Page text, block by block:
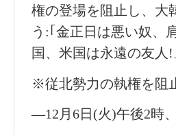
権の登場を阻止し、大
う:｢金正日は悪い奴、
国、米国は永遠の友人!
※従北勢力の執権を阻
―12月6日(火)午後2時